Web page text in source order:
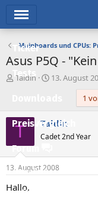
Ticker
Tests
Preisvergleich
Forum
Aktuelles
Empfohlene Inhalte
Mainboards und CPUs:
Asus P5Q -
E
e
l
e
Taldin
E
e
l
a
m
13. August
1
T Taldin
Cadet 2nd Year
13. August 2008
Hallo,